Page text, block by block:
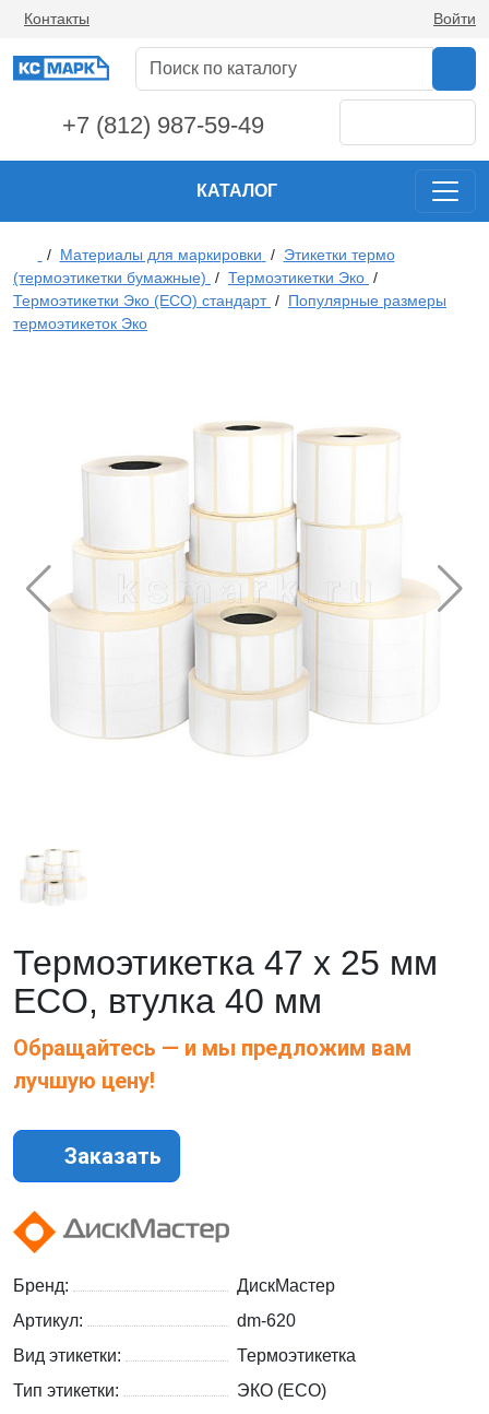
Контакты Войти
+7 (812) 987-59-49
КАТАЛОГ
/ Материалы для маркировки / Этикетки термо
(термоэтикетки бумажные) / Термоэтикетки Эко /
Термоэтикетки Эко (ECO) стандарт / Популярные размеры
термоэтикеток Эко
Термоэтикетка 47 х 25 мм
ECO, втулка 40 мм
Обращайтесь — и мы предложим вам
лучшую цену!
Заказать
Бренд:
ДискМастер
Артикул:
dm-620
Вид этикетки:
Термоэтикетка
Тип этикетки:
ЭКО (ECO)